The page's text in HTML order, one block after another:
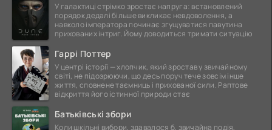
У галактиці стрімко зростає напруга: встановлений
порядок дедалі більше викликає невдоволення, а
навколо імператора починає згущуватися павутина
прихованих інтриг. Йому доводиться тримати ситуацію
Гаррі Поттер
У центрі історії — хлопчик, який зростав у звичайному
світі, не підозрюючи, що десь поруч тече зовсім інше
життя, сповнене таємниць і прихованої сили. Раптове
відкриття його істинної природи стає
Батьківські збори
Коли шкільні вибори, здавалося б, звичайна подія,